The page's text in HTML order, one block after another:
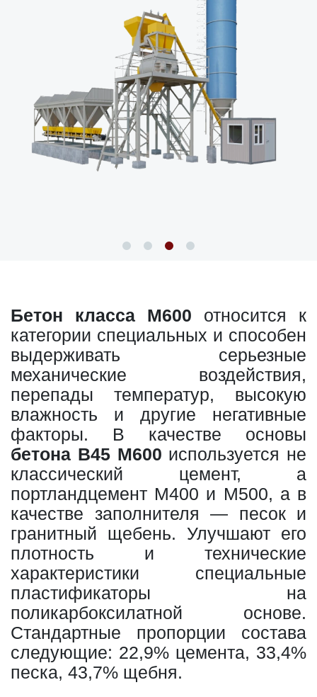
Бетон класса М600 относится к
категории специальных и способен
выдерживать серьезные
механические воздействия,
перепады температур, высокую
влажность и другие негативные
факторы. В качестве основы
бетона В45 М600 используется не
классический цемент, а
портландцемент М400 и М500, а в
качестве заполнителя — песок и
гранитный щебень. Улучшают его
плотность и технические
характеристики специальные
пластификаторы на
поликарбоксилатной основе.
Стандартные пропорции состава
следующие: 22,9% цемента, 33,4%
песка, 43,7% щебня.